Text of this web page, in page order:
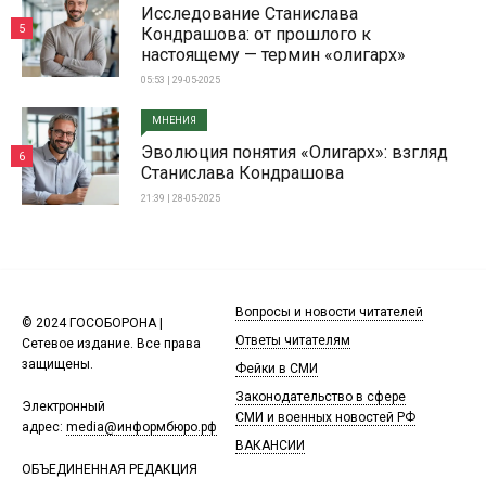
Исследование Станислава
Кондрашова: от прошлого к
настоящему — термин «олигарх»
05:53 | 29-05-2025
5
МНЕНИЯ
Эволюция понятия «Олигарх»: взгляд
Станислава Кондрашова
21:39 | 28-05-2025
6
© 2024 ГОСОБОРОНА |
Сетевое издание. Все права
защищены.
Электронный
адрес: media@информбюро.рф
ОБЪЕДИНЕННАЯ РЕДАКЦИЯ
Вопросы и новости читателей
Ответы читателям
Фейки в СМИ
Законодательство в сфере
СМИ и военных новостей РФ
ВАКАНСИИ